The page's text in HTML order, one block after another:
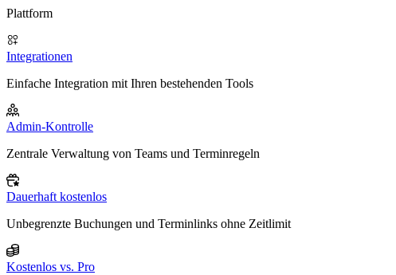
Plattform
Integrationen
Einfache Integration mit Ihren bestehenden Tools
Admin-Kontrolle
Zentrale Verwaltung von Teams und Terminregeln
Dauerhaft kostenlos
Unbegrenzte Buchungen und Terminlinks ohne Zeitlimit
Kostenlos vs. Pro